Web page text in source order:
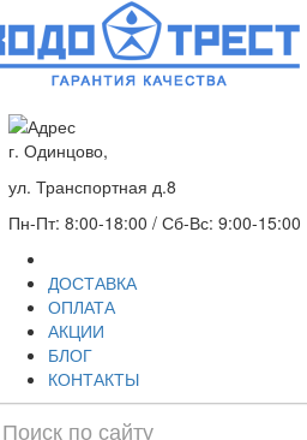
г. Одинцово,
ул. Транспортная д.8
Пн-Пт: 8:00-18:00 / Сб-Вс: 9:00-15:00
ДОСТАВКА
ОПЛАТА
АКЦИИ
БЛОГ
КОНТАКТЫ